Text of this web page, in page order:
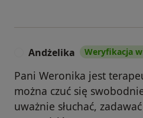
Andżelika Weryfikacja
Pani Weronika jest
można czuć się
uważnie słuchać,